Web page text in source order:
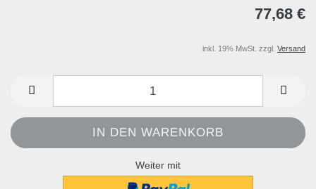
77,68 €
inkl. 19% MwSt. zzgl. Versand
Weiter mit